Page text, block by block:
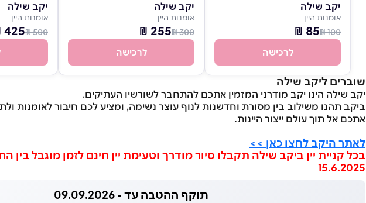
יקב שילה
אומנות היין
100 ₪
85 ₪
לרכישה
יקב שילה
אומנות היין
300 ₪
255 ₪
לרכישה
יקב שילה
אומנות היין
500 ₪
425 ₪
שוברים ליקב שילה
יקב שילה הינו יקב מודרני המזמין אתכם להתחבר לשורשיו העתיקים.
ביקב תהנו משילוב בין מסורת וחדשנות לנוף עוצר נשימה, ומציע לכם חיבור לאומנות
אתכם אל תוך עולם ייצור היינות.
לאתר היקב לחצו כאן >>
15.6.2025
תוקף ההטבה עד - 09.09.2026